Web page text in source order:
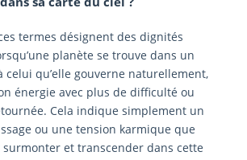
termes désignent des dignités
planète se trouve dans un
celui qu’elle gouverne naturellement,
énergie avec plus de difficulté ou
Cela indique simplement un
ou une tension karmique que
et transcender dans cette